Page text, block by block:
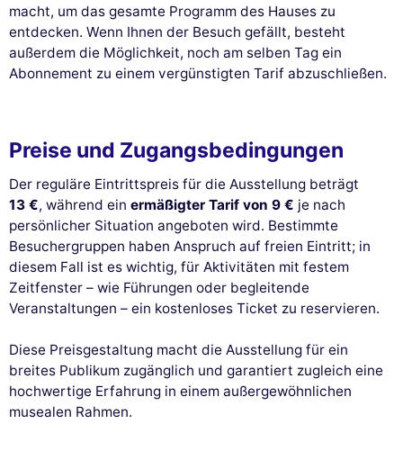
macht, um das gesamte Programm des Hauses zu
entdecken. Wenn Ihnen der Besuch gefällt, besteht
außerdem die Möglichkeit, noch am selben Tag ein
Abonnement zu einem vergünstigten Tarif abzuschließen.
Preise und Zugangsbedingungen
Der reguläre Eintrittspreis für die Ausstellung beträgt
13 €, während ein ermäßigter Tarif von 9 € je nach
persönlicher Situation angeboten wird. Bestimmte
Besuchergruppen haben Anspruch auf freien Eintritt; in
diesem Fall ist es wichtig, für Aktivitäten mit festem
Zeitfenster – wie Führungen oder begleitende
Veranstaltungen – ein kostenloses Ticket zu reservieren.
Diese Preisgestaltung macht die Ausstellung für ein
breites Publikum zugänglich und garantiert zugleich eine
hochwertige Erfahrung in einem außergewöhnlichen
musealen Rahmen.